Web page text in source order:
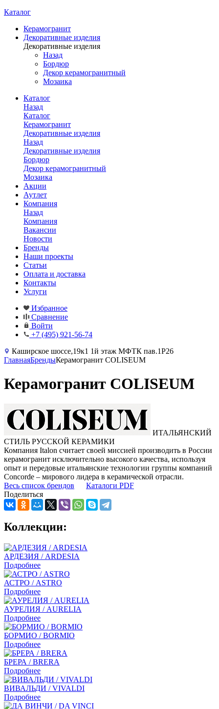
Каталог
Керамогранит
Декоративные изделия
Декоративные изделия
Назад
Бордюр
Декор керамогранитный
Мозаика
Каталог
Назад
Каталог
Керамогранит
Декоративные изделия
Назад
Декоративные изделия
Бордюр
Декор керамогранитный
Мозаика
Акции
Аутлет
Компания
Назад
Компания
Вакансии
Новости
Бренды
Наши проекты
Статьи
Оплата и доставка
Контакты
Услуги
Избранное
Сравнение
Войти
+7 (495) 921-56-74
Каширское шоссе,19к1 1й этаж МФТК пав.1Р26
ГлавнаяБрендыКерамогранит COLISEUM
Керамогранит COLISEUM
ИТАЛЬЯНСКИЙ
СТИЛЬ РУССКОЙ КЕРАМИКИ
Компания Italon считает своей миссией производить в России
керамогранит исключительно высокого качества, используя
опыт и передовые итальянские технологии группы компаний
Concorde – мирового лидера в керамической отрасли.
Весь список брендов
Каталоги PDF
Поделиться
Коллекции:
АРДЕЗИЯ / ARDESIA
Подробнее
АСТРО / ASTRO
Подробнее
АУРЕЛИЯ / AURELIA
Подробнее
БОРМИО / BORMIO
Подробнее
БРЕРА / BRERA
Подробнее
ВИВАЛЬДИ / VIVALDI
Подробнее